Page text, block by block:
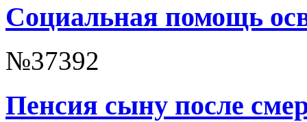
Социальная помощь
№37392
Пенсия сыну после